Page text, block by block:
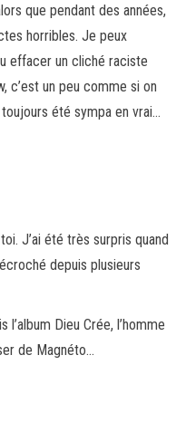
que pendant des années,
horribles. Je peux
effacer un cliché raciste
c’est un peu comme si on
été sympa en vrai…
J’ai été très surpris quand
depuis plusieurs
l’album Dieu Crée, l’homme
de Magnéto…